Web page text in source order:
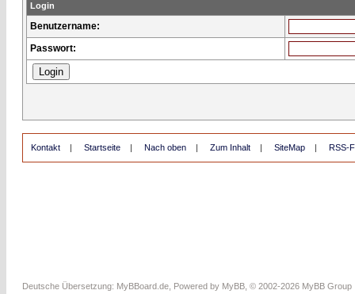
Login
Benutzername:
Passwort:
Kontakt | Startseite | Nach oben | Zum Inhalt | SiteMap | RSS-
Deutsche Übersetzung: MyBBoard.de , Powered by MyBB , © 2002-2026 MyBB Group